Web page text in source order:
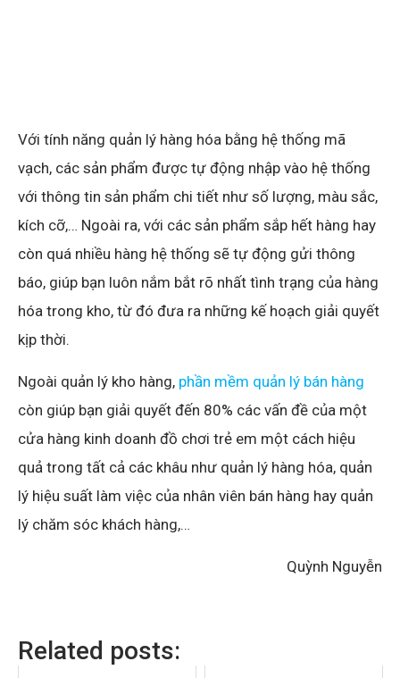
Với tính năng quản lý hàng hóa bằng hệ thống mã
vạch, các sản phẩm được tự động nhập vào hệ thống
với thông tin sản phẩm chi tiết như số lượng, màu sắc,
kích cỡ,… Ngoài ra, với các sản phẩm sắp hết hàng hay
còn quá nhiều hàng hệ thống sẽ tự động gửi thông
báo, giúp bạn luôn nắm bắt rõ nhất tình trạng của hàng
hóa trong kho, từ đó đưa ra những kế hoạch giải quyết
kịp thời.
Ngoài quản lý kho hàng, phần mềm quản lý bán hàng
còn giúp bạn giải quyết đến 80% các vấn đề của một
cửa hàng kinh doanh đồ chơi trẻ em một cách hiệu
quả trong tất cả các khâu như quản lý hàng hóa, quản
lý hiệu suất làm việc của nhân viên bán hàng hay quản
lý chăm sóc khách hàng,…
Quỳnh Nguyễn
Related posts: